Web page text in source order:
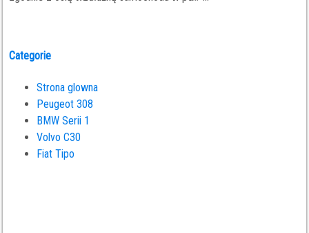
Categorie
Strona glowna
Peugeot 308
BMW Serii 1
Volvo C30
Fiat Tipo